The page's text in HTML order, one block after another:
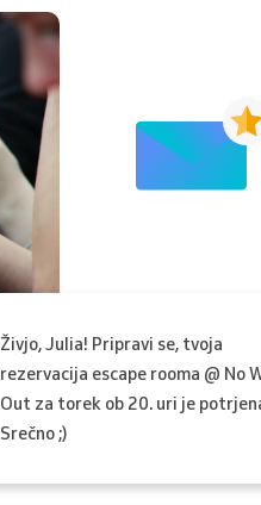
Živjo, Julia! Pripravi se, tvoja
rezervacija escape rooma @ No
Out za torek ob 20. uri je
Srečno ;)